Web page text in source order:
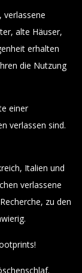
verlassene
alte Häuser,
erhalten
die Nutzung
einer
verlassen sind.
Italien und
verlassene
zu den